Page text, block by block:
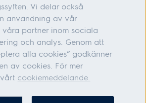
Vi delar också
användning av vår
partner inom sociala
och analys. Genom att
alla cookies” godkänner
av cookies. För mer
cookiemeddelande.